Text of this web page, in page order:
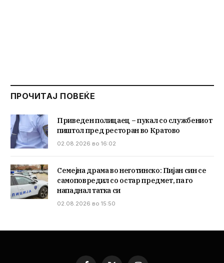
ПРОЧИТАЈ ПОВЕЌЕ
Приведен полицаец – пукал со службениот
пиштол пред ресторан во Кратово
02.08.2026 во 16:02
Семејна драма во неготинско: Пијан син се
самоповредил со остар предмет, па го
нападнал татка си
02.08.2026 во 15:50